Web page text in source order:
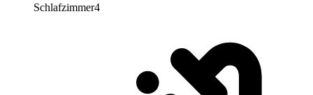
Schlafzimmer4